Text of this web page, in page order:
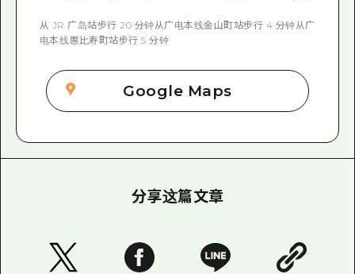
从 JR 广岛站步行 20 分钟从广电本线金山町站步行 4 分钟从广
电本线惠比寿町站步行 5 分钟
Google Maps
分享这篇文章